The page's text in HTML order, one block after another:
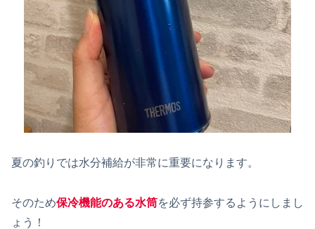
夏の釣りでは水分補給が非常に重要になります。
そのため保冷機能のある水筒を必ず持参するようにしまし
ょう！